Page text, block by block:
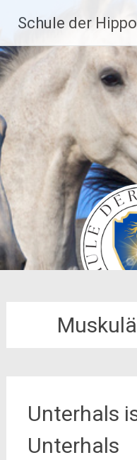
Inhalt
springen
Schule der
Unterhals
Unterhals